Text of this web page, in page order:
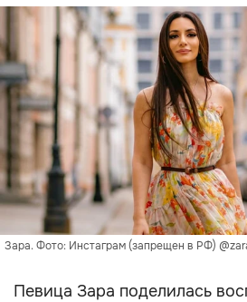
Зара. Фото: Инстаграм (запрещен в РФ)
Певица Зара поделилась